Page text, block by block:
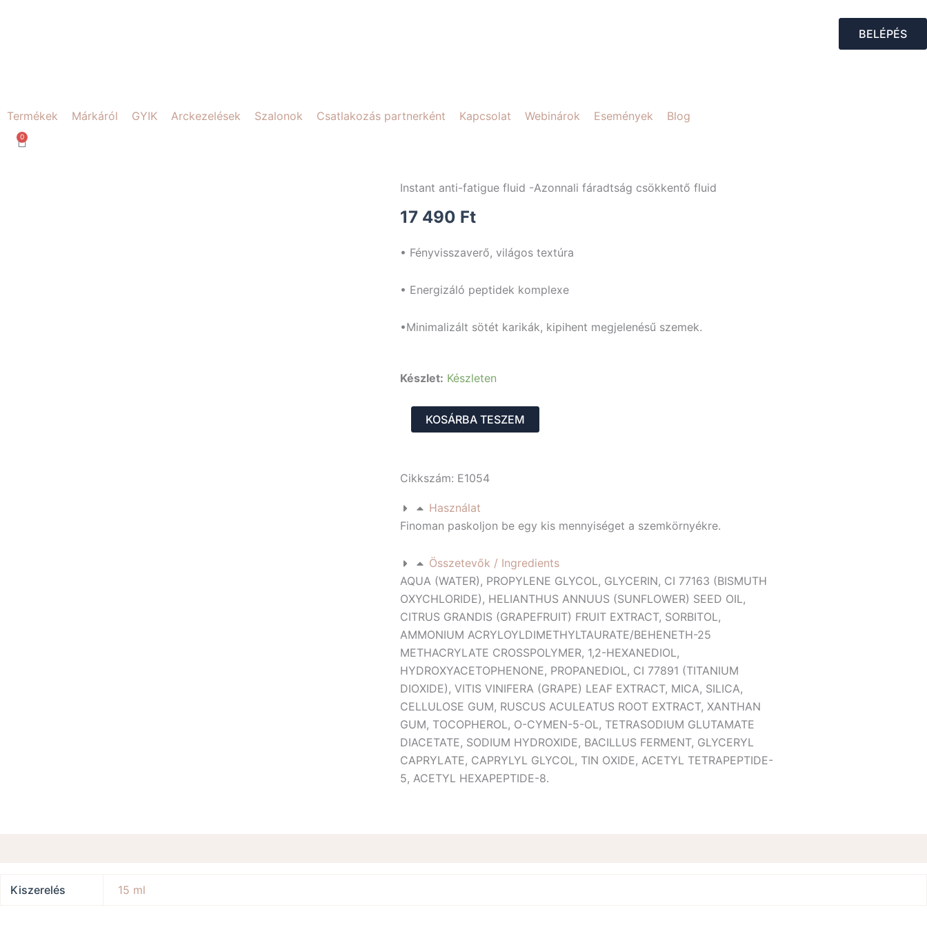
BELÉPÉS
Termékek Márkáról GYIK Arckezelések Szalonok Csatlakozás partnerként Kapcsolat Webinárok Események Blog
0
Kosár
Instant anti-fatigue fluid -Azonnali fáradtság csökkentő fluid
17 490 Ft
• Fényvisszaverő, világos textúra
• Energizáló peptidek komplexe
•Minimalizált sötét karikák, kipihent megjelenésű szemek.
Készlet: Készleten
Instant
csökkentő
fluid
KOSÁRBA TESZEM
Cikkszám: E1054
Használat
Finoman paskoljon be egy kis mennyiséget a szemkörnyékre.
Összetevők / Ingredients
AQUA (WATER), PROPYLENE GLYCOL, GLYCERIN, CI 77163 (BISMUTH
OXYCHLORIDE), HELIANTHUS ANNUUS (SUNFLOWER) SEED OIL,
CITRUS GRANDIS (GRAPEFRUIT) FRUIT EXTRACT, SORBITOL,
AMMONIUM ACRYLOYLDIMETHYLTAURATE/BEHENETH-25
METHACRYLATE CROSSPOLYMER, 1,2-HEXANEDIOL,
HYDROXYACETOPHENONE, PROPANEDIOL, CI 77891 (TITANIUM
DIOXIDE), VITIS VINIFERA (GRAPE) LEAF EXTRACT, MICA, SILICA,
CELLULOSE GUM, RUSCUS ACULEATUS ROOT EXTRACT, XANTHAN
GUM, TOCOPHEROL, O-CYMEN-5-OL, TETRASODIUM GLUTAMATE
DIACETATE, SODIUM HYDROXIDE, BACILLUS FERMENT, GLYCERYL
CAPRYLATE, CAPRYLYL GLYCOL, TIN OXIDE, ACETYL TETRAPEPTIDE-
5, ACETYL HEXAPEPTIDE-8.
Kiszerelés 15 ml